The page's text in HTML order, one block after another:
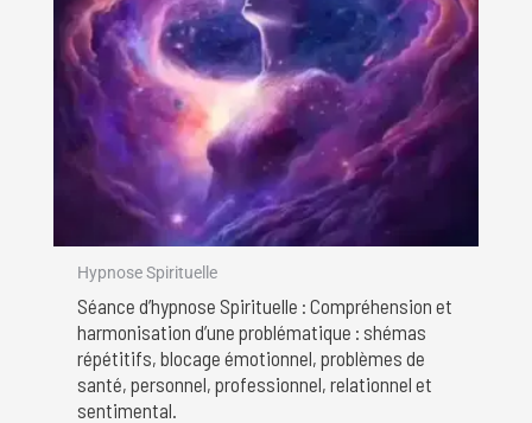
Hypnose Spirituelle
Séance d’hypnose Spirituelle : Compréhension et
harmonisation d’une problématique : shémas
répétitifs, blocage émotionnel, problèmes de
santé, personnel, professionnel, relationnel et
sentimental.